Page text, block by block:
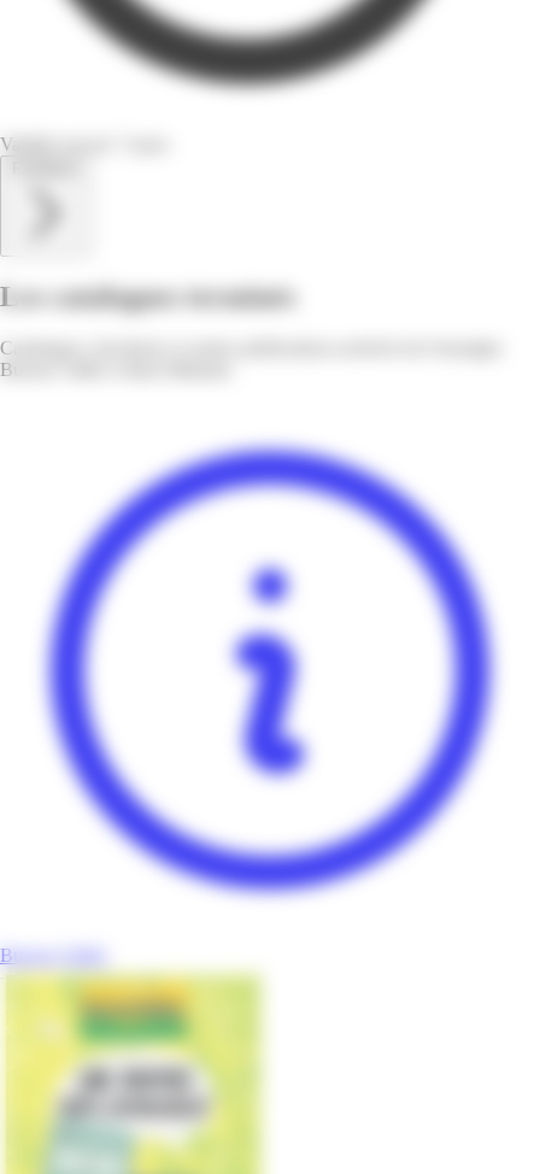
Valable encore 7 jours
Les catalogues terminés
Catalogues, brochures et autres publications archivés de l'enseigne
Bureau Vallée à Baie-Mahault.
Bureau Vallée